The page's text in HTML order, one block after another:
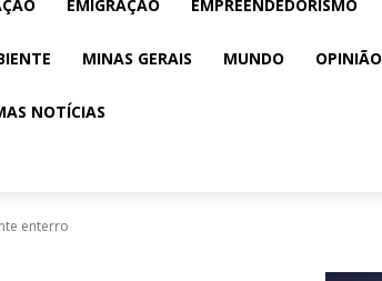
EMIGRAÇÃO EMPREENDEDORISMO
MINAS GERAIS MUNDO OPINIÃO
NOTÍCIAS
enterro